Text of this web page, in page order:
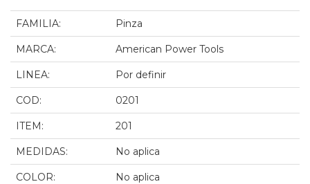
FAMILIA: Pinza
MARCA: American Power Tools
LINEA: Por definir
COD: 0201
ITEM: 201
MEDIDAS: No aplica
COLOR: No aplica